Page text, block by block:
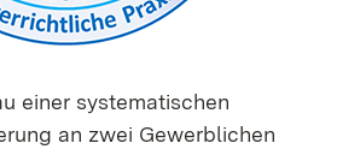
einer systematischen
an zwei Gewerblichen